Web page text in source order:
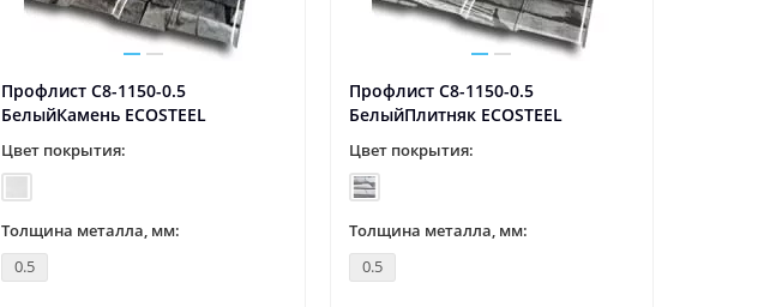
Профлист С8-1150-0.5
БелыйКамень ECOSTEEL
Цвет покрытия:
Толщина металла, мм:
0.5
Профлист С8-1150-0.5
БелыйПлитняк ECOSTEEL
Цвет покрытия:
Толщина металла, мм:
0.5